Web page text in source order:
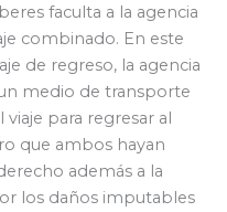
faculta a la agencia
combinado. En este
de regreso, la agencia
medio de transporte
para regresar al
que ambos hayan
además a la
los daños imputables